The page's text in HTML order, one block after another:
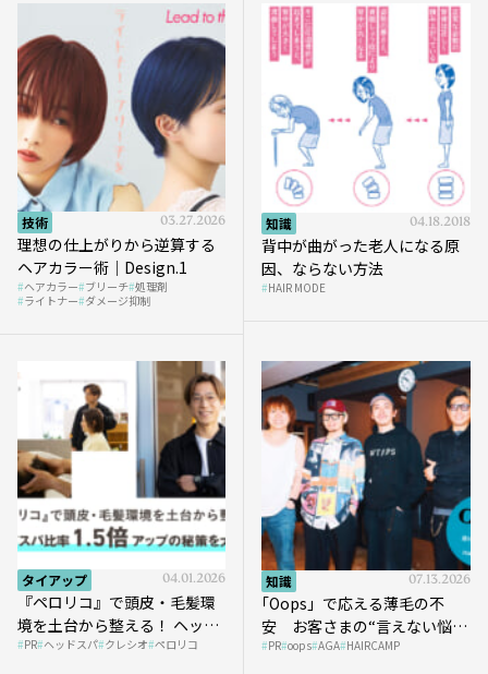
技術 03.27.2026
理想の仕上がりから逆算する
ヘアカラー術｜Design.1
ヘアカラー ブリーチ 処理剤
ライトナー ダメージ抑制
知識 04.18.2018
背中が曲がった老人になる原
因、ならない方法
HAIR MODE
タイアップ 04.01.2026
『ペロリコ』で頭皮・毛髪環
境を土台から整える！ ヘッド
スパ比率1.5倍アップの秘策を
PR ヘッドスパ クレシオ ペロリコ
知識 07.13.2026
｢Oops」で応える薄毛の不
安 お客さまの“言えない悩
み”にどう向き合う？ ＃01
PR oops AGA HAIRCAMP